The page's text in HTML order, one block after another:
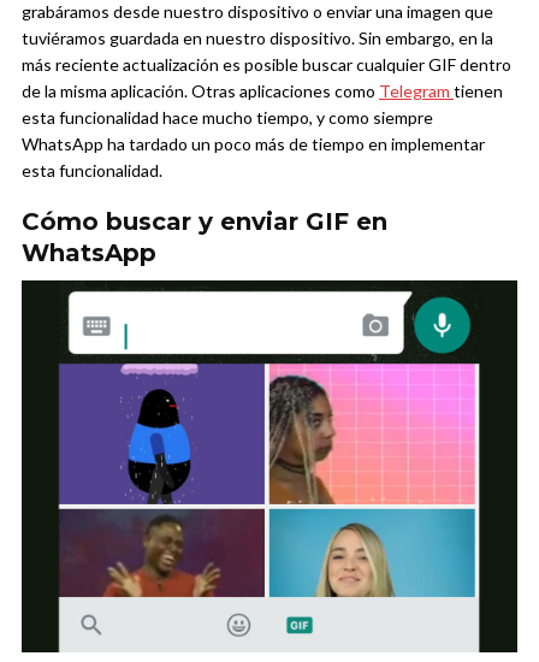
grabáramos desde nuestro dispositivo o enviar una imagen que
tuviéramos guardada en nuestro dispositivo. Sin embargo, en la
más reciente actualización es posible buscar cualquier GIF dentro
de la misma aplicación. Otras aplicaciones como Telegram tienen
esta funcionalidad hace mucho tiempo, y como siempre
WhatsApp ha tardado un poco más de tiempo en implementar
esta funcionalidad.
Cómo buscar y enviar GIF en
WhatsApp